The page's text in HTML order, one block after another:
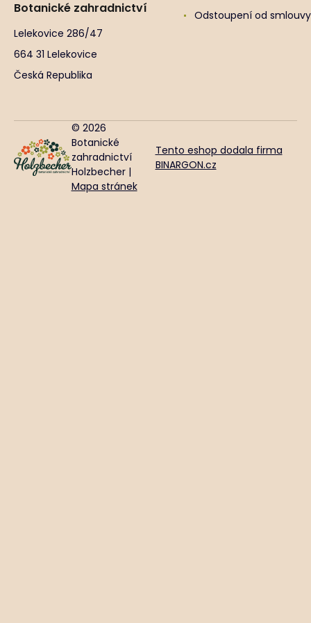
Botanické zahradnictví
Lelekovice 286/47
664 31 Lelekovice
Česká Republika
Odstoupení od smlouvy
© 2026
Botanické
zahradnictví
Holzbecher |
Mapa stránek
Tento eshop dodala firma
BINARGON.cz